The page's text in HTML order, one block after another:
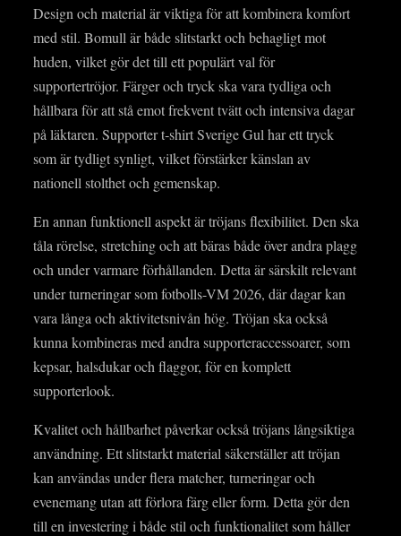
Design och material är viktiga för att kombinera komfort
med stil. Bomull är både slitstarkt och behagligt mot
huden, vilket gör det till ett populärt val för
supportertröjor. Färger och tryck ska vara tydliga och
hållbara för att stå emot frekvent tvätt och intensiva dagar
på läktaren. Supporter t‑shirt Sverige Gul har ett tryck
som är tydligt synligt, vilket förstärker känslan av
nationell stolthet och gemenskap.
En annan funktionell aspekt är tröjans flexibilitet. Den ska
tåla rörelse, stretching och att bäras både över andra plagg
och under varmare förhållanden. Detta är särskilt relevant
under turneringar som fotbolls-VM 2026, där dagar kan
vara långa och aktivitetsnivån hög. Tröjan ska också
kunna kombineras med andra supporteraccessoarer, som
kepsar, halsdukar och flaggor, för en komplett
supporterlook.
Kvalitet och hållbarhet påverkar också tröjans långsiktiga
användning. Ett slitstarkt material säkerställer att tröjan
kan användas under flera matcher, turneringar och
evenemang utan att förlora färg eller form. Detta gör den
till en investering i både stil och funktionalitet som håller